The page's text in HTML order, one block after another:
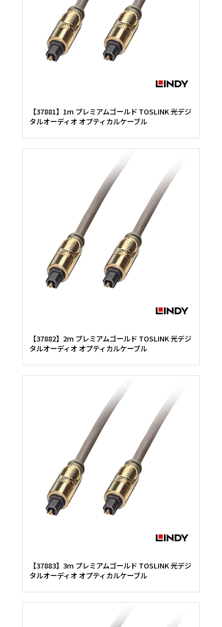
【37881】1m プレミアムゴールド TOSLINK 光デジ
タルオーディオ オプティカルケーブル
【37882】2m プレミアムゴールド TOSLINK 光デジ
タルオーディオ オプティカルケーブル
【37883】3m プレミアムゴールド TOSLINK 光デジ
タルオーディオ オプティカルケーブル